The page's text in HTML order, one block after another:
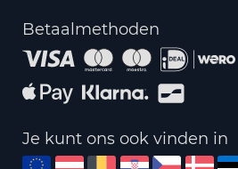
Betaalmethoden
Je kunt ons ook vinden in